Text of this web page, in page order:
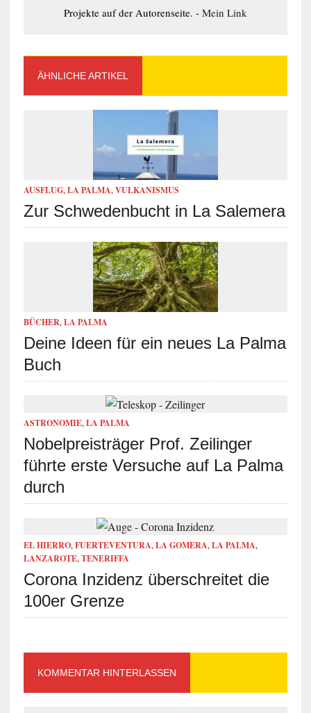
Projekte auf der Autorenseite. - Mein Link
ÄHNLICHE ARTIKEL
AUSFLUG, LA PALMA, VULKANISMUS
Zur Schwedenbucht in La Salemera
BÜCHER, LA PALMA
Deine Ideen für ein neues La Palma
Buch
ASTRONOMIE, LA PALMA
Nobelpreisträger Prof. Zeilinger
führte erste Versuche auf La Palma
durch
EL HIERRO, FUERTEVENTURA, LA GOMERA, LA PALMA,
LANZAROTE, TENERIFFA
Corona Inzidenz überschreitet die
100er Grenze
KOMMENTAR HINTERLASSEN